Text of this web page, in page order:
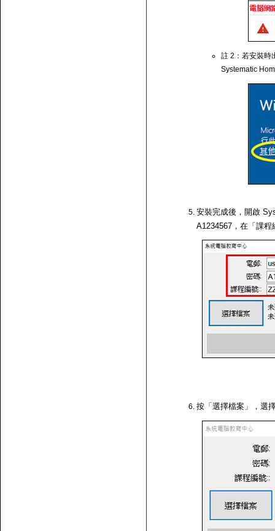
註 2：若安裝時
Systematic
安裝完成後，開啟
A1234567，在「課
按「選擇檔案」，選